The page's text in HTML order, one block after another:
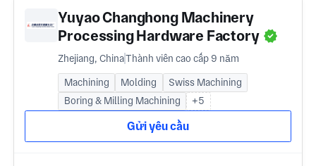
Yuyao Changhong Machinery
Processing Hardware Factory
Zhejiang, ChinaThành viên cao cấp 9 năm
Machining Molding
Swiss Machining
Boring & Milling Machining
+5
Gửi yêu cầu